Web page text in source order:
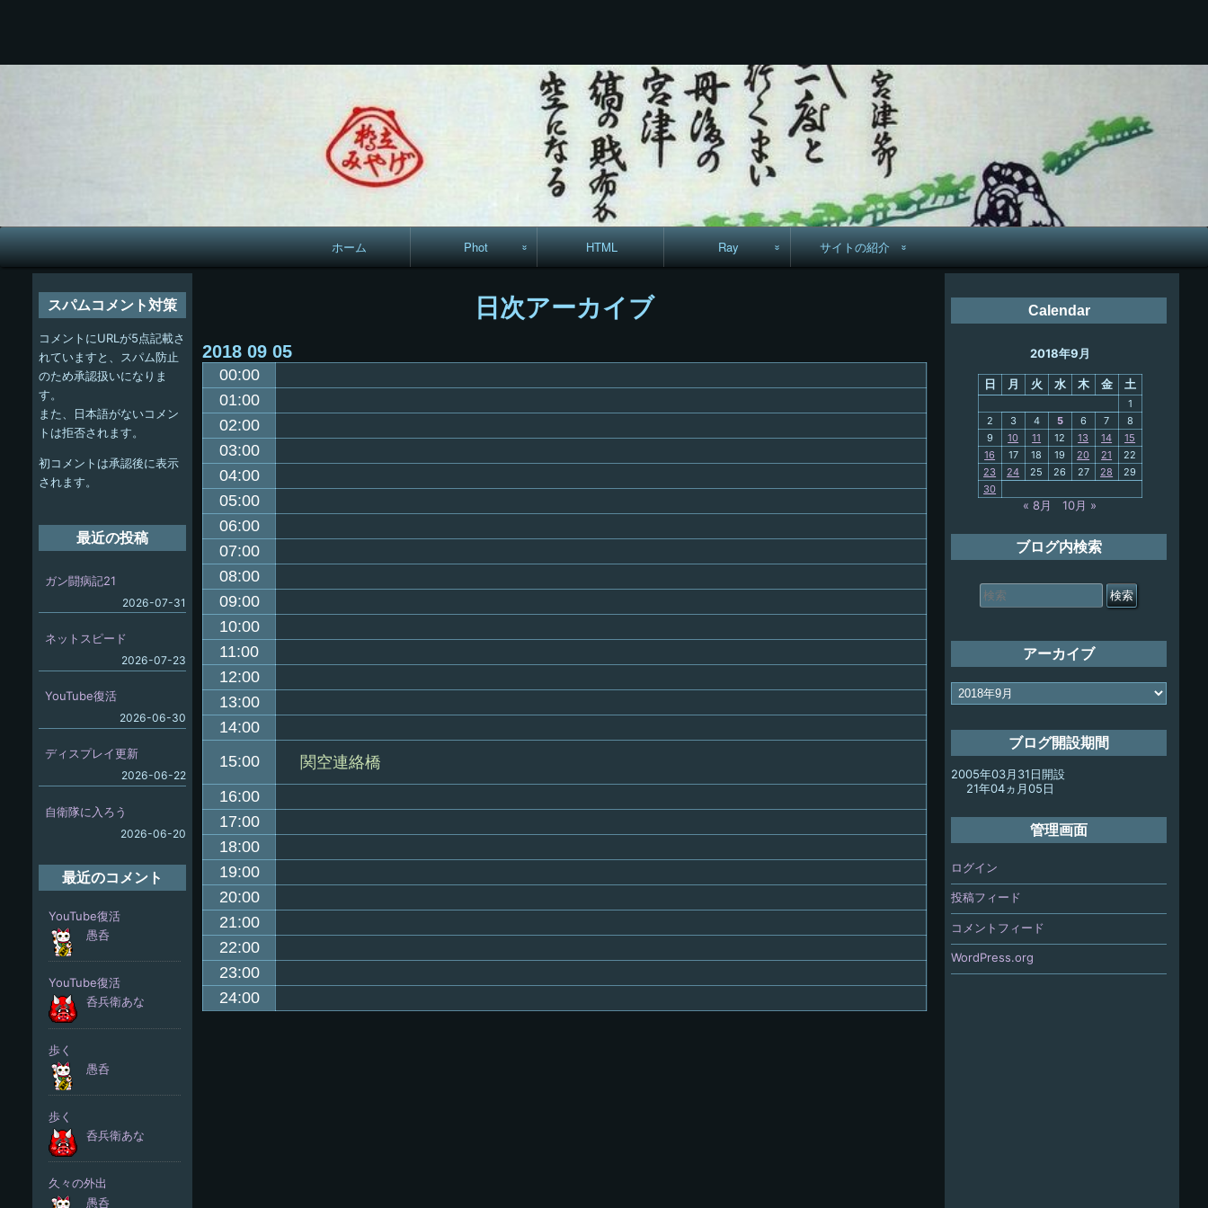
ン
ツ
へ
ス
キ
ッ
プ
22
POSTS-
3
COMMENTS-
9
13
12
7
5
5
8
メ
イ
ホーム Phot
コースマップ
手拭いの旅
HTML Ray サイトの紹介
PC略歴
My-PC
日次アーカイブ
2018 09 05
00:00
01:00
02:00
03:00
04:00
05:00
06:00
07:00
08:00
09:00
10:00
11:00
12:00
13:00
14:00
15:00
関空連絡橋
16:00
17:00
18:00
19:00
20:00
21:00
22:00
23:00
24:00
Calendar
2018年9月
日 月 火 水 木 金 土
1
2
3 4 5 6 7
8
9
10 11 12 13 14
15
16
17 18 19 20 21
22
23
24 25 26 27 28
29
30
« 8月 10月 »
ブログ内検索
索
対
アーカイブ
ア
ー
ブ
ブログ開設期間
2005年03月31日開設
21年04ヵ月05日
管理画面
ログイン
投稿フィード
コメントフィード
WordPress.org
スパムコメント対策
コメントにURLが5点記載さ
れていますと、スパム防止
のため承認扱いになりま
す。
また、日本語がないコメン
トは拒否されます。
初コメントは承認後に表示
されます。
最近の投稿
ガン闘病記21
2026-07-31
ネットスピード
2026-07-23
YouTube復活
2026-06-30
ディスプレイ更新
2026-06-22
自衛隊に入ろう
2026-06-20
最近のコメント